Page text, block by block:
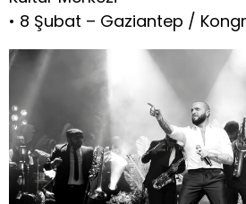
• 8 Şubat – Gaziantep /